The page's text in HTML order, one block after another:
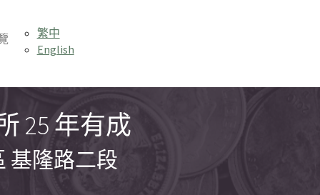
"聯絡"
繁中
English
25 年有成
基隆路二段